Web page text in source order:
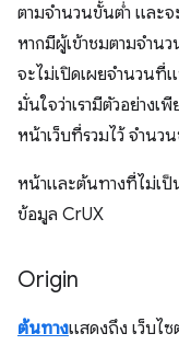
ตามจำนวนขั้นต่ำ และ
หากมีผู้เข้าชมตามจำน
จะไม่เปิดเผยจำนวนที่
มั่นใจว่าเรามีตัวอย่าง
หน้าเว็บที่รวมไว้ จำนว
หน้าและต้นทางที่ไม่เ
ข้อมูล CrUX
Origin
ต้นทางแสดงถึง เว็บไ